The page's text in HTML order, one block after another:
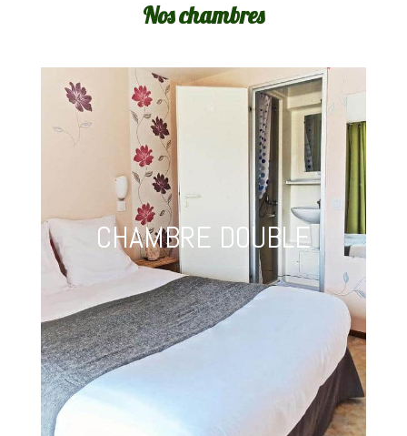
Nos chambres
CHAMBRE DOUBLE